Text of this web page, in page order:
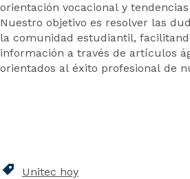
orientación vocacional y
Nuestro objetivo es resolver las
la comunidad estudiantil,
información a través de artículos
orientados al éxito profesional de
Unitec hoy